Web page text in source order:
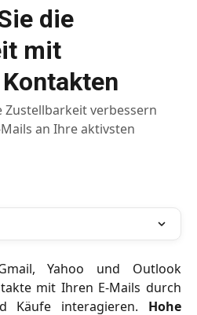
die
mit
Zustellbarkeit verbessern
an Ihre aktivsten
Yahoo und Outlook
mit Ihren E-Mails durch
Käufe interagieren. Hohe